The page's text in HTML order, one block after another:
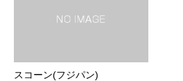
スコーン(フジパン)